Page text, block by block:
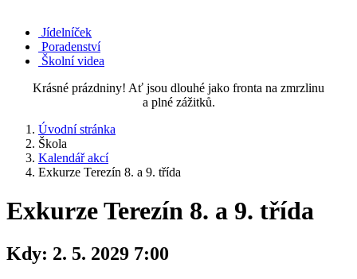
Jídelníček
Poradenství
Školní videa
Krásné prázdniny! Ať jsou dlouhé jako fronta na zmrzlinu
a plné zážitků.
Úvodní stránka
Škola
Kalendář akcí
Exkurze Terezín 8. a 9. třída
Exkurze Terezín 8. a 9. třída
Kdy: 2. 5. 2029 7:00